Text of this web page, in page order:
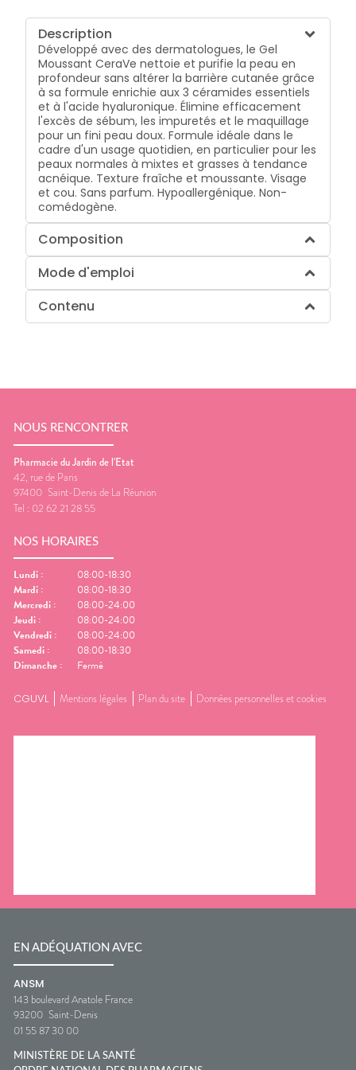
Description
Développé avec des dermatologues, le Gel
Moussant CeraVe nettoie et purifie la peau en
profondeur sans altérer la barrière cutanée grâce
à sa formule enrichie aux 3 céramides essentiels
et à l'acide hyaluronique. Élimine efficacement
l'excès de sébum, les impuretés et le maquillage
pour un fini peau doux. Formule idéale dans le
cadre d'un usage quotidien, en particulier pour les
peaux normales à mixtes et grasses à tendance
acnéique. Texture fraîche et moussante. Visage
et cou. Sans parfum. Hypoallergénique. Non-
comédogène.
Composition
Mode d'emploi
Contenu
NOUS RENCONTRER
Pharmacie du Jardin de l'Etat
42, rue de Paris
97400 Saint-Denis de La Réunion
Tel : 02 62 21 28 55
NOS HORAIRES
Lundi :
08:00-18:30
Mardi :
08:00-18:30
Mercredi :
08:00-24:00
Jeudi :
08:00-24:00
Vendredi :
08:00-24:00
Samedi :
08:00-18:30
Dimanche : Fermé
CGUVL Mentions légales Plan du site Données personnelles et cookies
EN ADÉQUATION AVEC
ANSM
143 boulevard Anatole France
93200 Saint-Denis
01 55 87 30 00
MINISTÈRE DE LA SANTÉ